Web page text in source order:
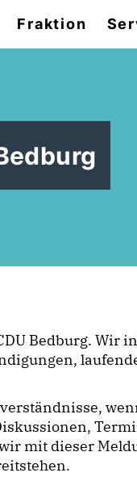
Fraktion
Bedburg.
mit dieser